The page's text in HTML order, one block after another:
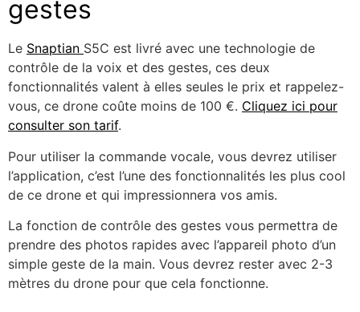
gestes
Le Snaptian S5C est livré avec une technologie de
contrôle de la voix et des gestes, ces deux
fonctionnalités valent à elles seules le prix et rappelez-
vous, ce drone coûte moins de 100 €. Cliquez ici pour
consulter son tarif.
Pour utiliser la commande vocale, vous devrez utiliser
l’application, c’est l’une des fonctionnalités les plus cool
de ce drone et qui impressionnera vos amis.
La fonction de contrôle des gestes vous permettra de
prendre des photos rapides avec l’appareil photo d’un
simple geste de la main. Vous devrez rester avec 2-3
mètres du drone pour que cela fonctionne.